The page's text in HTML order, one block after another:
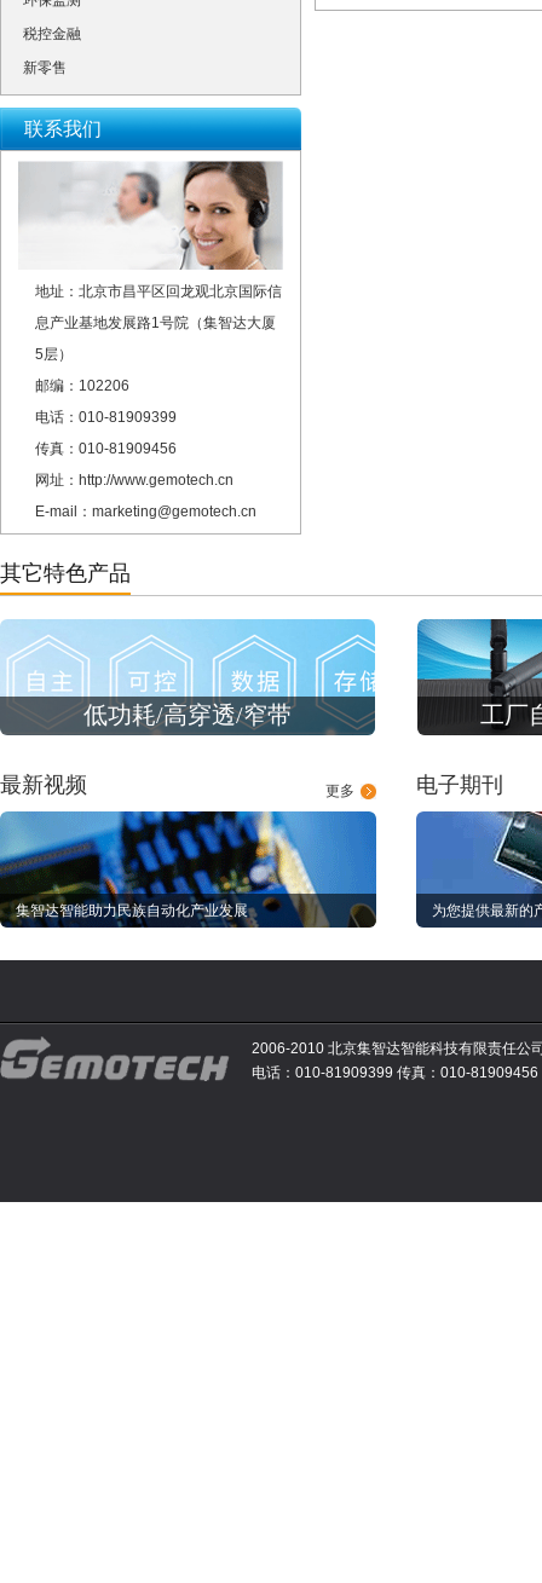
税控金融
新零售
联系我们
地址：北京市昌平区回龙观北京国际信
息产业基地发展路1号院（集智达大厦
5层）
邮编：102206
电话：010-81909399
传真：010-81909456
网址：http://www.gemotech.cn
E-mail：marketing@gemotech.cn
其它特色产品
低功耗/高穿透/窄带 工厂
更多
最新视频
集智达智能助力民族自动化产业发展
电子期刊
为您提供最新的
2006-2010 北京集智达智能科技有限责任公
电话：010-81909399 传真：010-